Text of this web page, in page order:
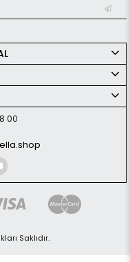
00
Saklıdır.